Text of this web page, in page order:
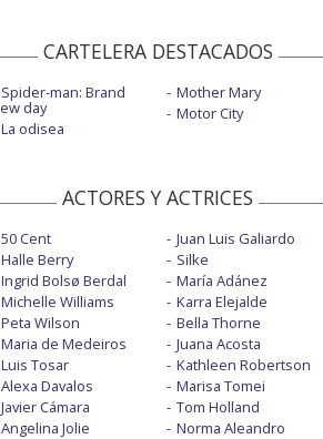
CARTELERA DESTACADOS
Spider-man: Brand
day
La odisea
Mother Mary
Motor City
ACTORES Y ACTRICES
50 Cent
Halle Berry
Ingrid Bolsø Berdal
Michelle Williams
Peta Wilson
Maria de Medeiros
Luis Tosar
Alexa Davalos
Javier Cámara
Angelina Jolie
Juan Luis Galiardo
Silke
María Adánez
Karra Elejalde
Bella Thorne
Juana Acosta
Kathleen Robertson
Marisa Tomei
Tom Holland
Norma Aleandro